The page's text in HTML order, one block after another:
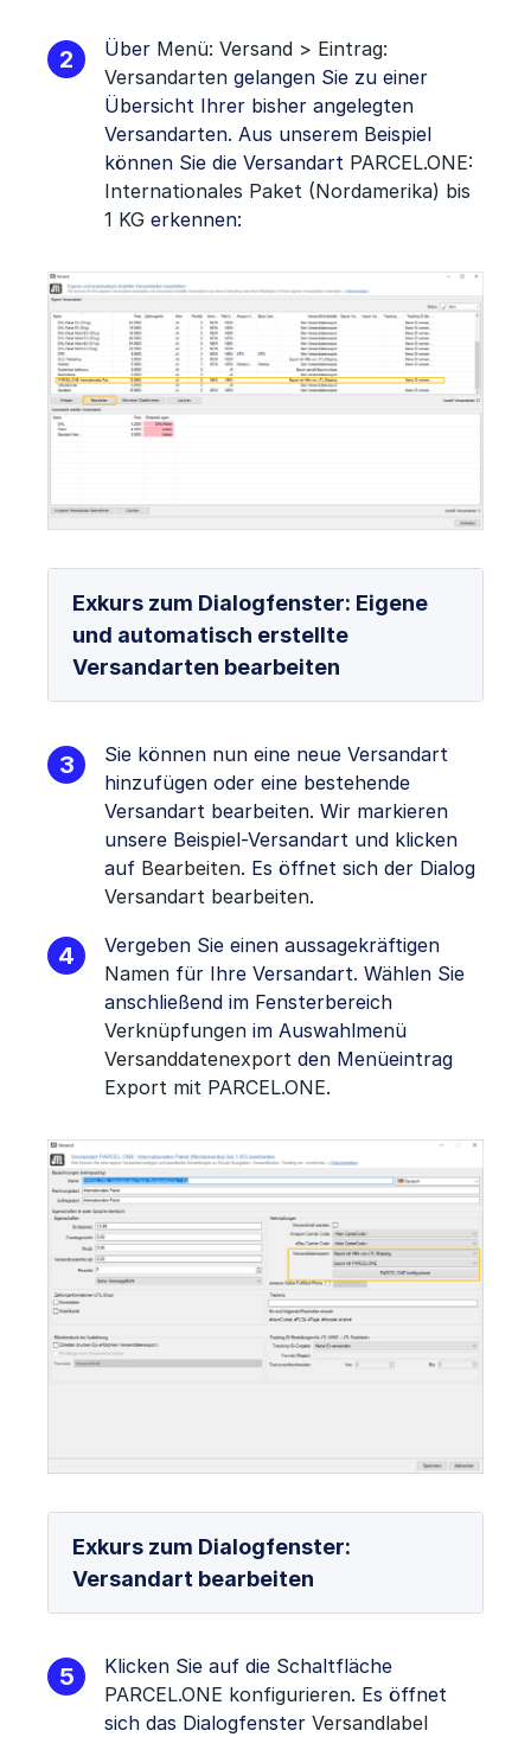
Über Menü: Versand > Eintrag:
Versandarten gelangen Sie zu einer
Übersicht Ihrer bisher angelegten
Versandarten. Aus unserem Beispiel
können Sie die Versandart PARCEL.ONE:
Internationales Paket (Nordamerika) bis
1 KG erkennen:
Exkurs zum Dialogfenster: Eigene
und automatisch erstellte
Versandarten bearbeiten
Sie können nun eine neue Versandart
hinzufügen oder eine bestehende
Versandart bearbeiten. Wir markieren
unsere Beispiel-Versandart und klicken
auf Bearbeiten. Es öffnet sich der Dialog
Versandart bearbeiten.
Vergeben Sie einen aussagekräftigen
Namen für Ihre Versandart. Wählen Sie
anschließend im Fensterbereich
Verknüpfungen im Auswahlmenü
Versanddatenexport den Menüeintrag
Export mit PARCEL.ONE.
Exkurs zum Dialogfenster:
Versandart bearbeiten
Klicken Sie auf die Schaltfläche
PARCEL.ONE konfigurieren. Es öffnet
sich das Dialogfenster Versandlabel